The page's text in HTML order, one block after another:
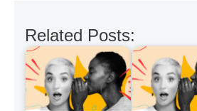
Related Posts: